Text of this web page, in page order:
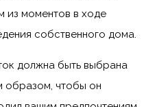
из моментов в ходе
собственного дома.
должна быть выбрана
образом, чтобы он